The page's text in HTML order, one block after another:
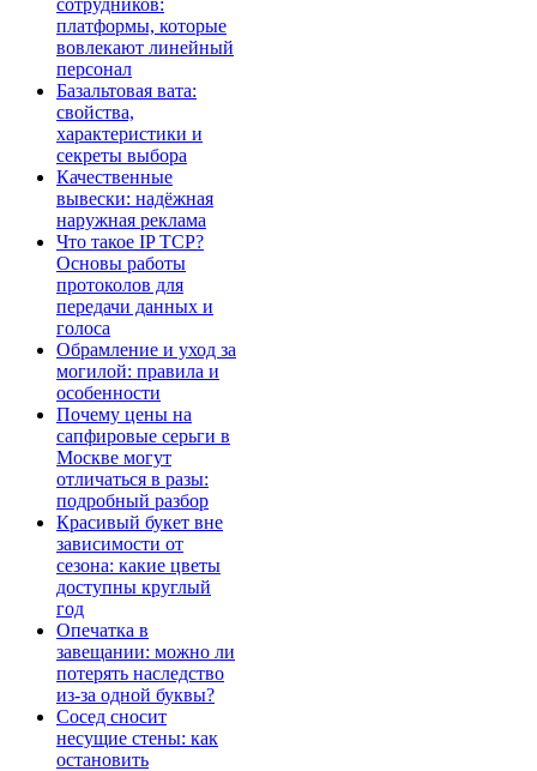
сотрудников:
платформы, которые
вовлекают линейный
персонал
Базальтовая вата:
свойства,
характеристики и
секреты выбора
Качественные
вывески: надёжная
наружная реклама
Что такое IP TCP?
Основы работы
протоколов для
передачи данных и
голоса
Обрамление и уход за
могилой: правила и
особенности
Почему цены на
сапфировые серьги в
Москве могут
отличаться в разы:
подробный разбор
Красивый букет вне
зависимости от
сезона: какие цветы
доступны круглый
год
Опечатка в
завещании: можно ли
потерять наследство
из-за одной буквы?
Сосед сносит
несущие стены: как
остановить